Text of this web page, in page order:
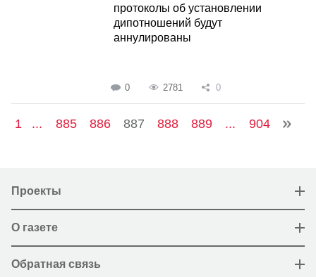
протоколы об установлении
дипотношений будут
аннулированы
0 2781 0
1 ... 885 886 887 888 889 ... 904
Проекты
О газете
Обратная связь